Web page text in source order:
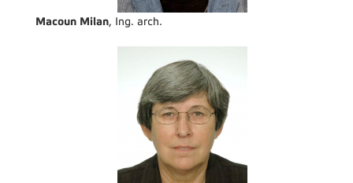
Macoun Milan, Ing. arch.